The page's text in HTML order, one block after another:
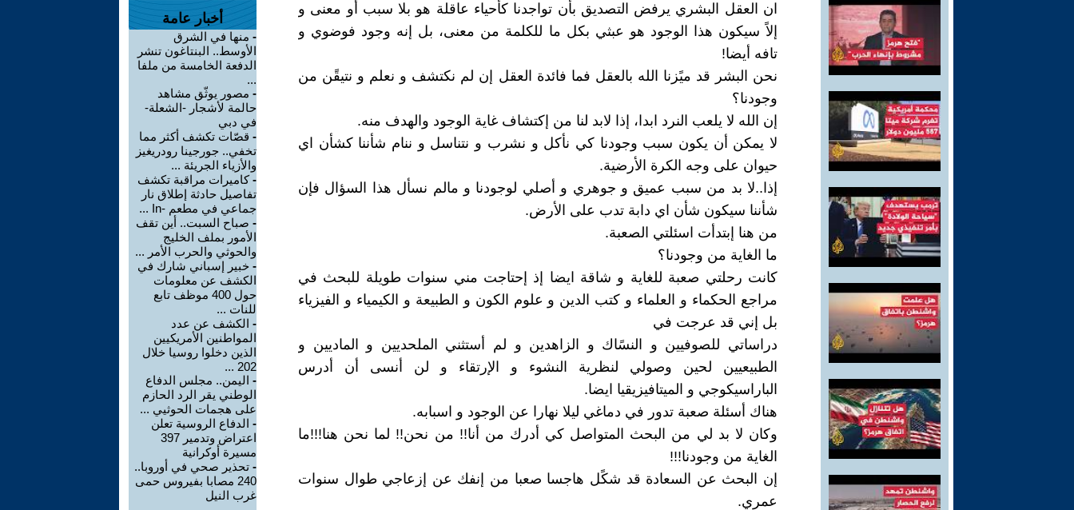
ان العقل البشري يرفض التصديق بأن تواجدنا كأحياء عاقلة هو بلا سبب أو معنى و
إلاً سيكون هذا الوجود هو عبثي بكل ما للكلمة من معنى، بل إنه وجود فوضوي و
تافه أيضا!
نحن البشر قد ميًزنا الله بالعقل فما فائدة العقل إن لم نكتشف و نعلم و نتيقًن من
وجودنا؟
إن الله لا يلعب النرد ابدا، إذا لابد لنا من إكتشاف غاية الوجود والهدف منه.
لا يمكن أن يكون سبب وجودنا كي نأكل و نشرب و نتناسل و ننام شأننا كشأن اي
حيوان على وجه الكرة الأرضية.
إذا..لا بد من سبب عميق و جوهري و أصلي لوجودنا و مالم نسأل هذا السؤال فإن
شأننا سيكون شأن اي دابة تدب على الأرض.
من هنا إبتدأت اسئلتي الصعبة.
ما الغاية من وجودنا؟
كانت رحلتي صعبة للغاية و شاقة ايضا إذ إحتاجت مني سنوات طويلة للبحث في
مراجع الحكماء و العلماء و كتب الدين و علوم الكون و الطبيعة و الكيمياء و الفيزياء
بل إني قد عرجت في
دراساتي للصوفيين و النسًاك و الزاهدين و لم أستثني الملحديين و الماديين و
الطبيعيين لحين وصولي لنظرية النشوء و الإرتقاء و لن أنسى أن أدرس
الباراسيكوجي و الميتافيزيقيا ايضا.
هناك أسئلة صعبة تدور في دماغي ليلا نهارا عن الوجود و اسبابه.
وكان لا بد لي من البحث المتواصل كي أدرك من أنا!! من نحن!! لما نحن هنا!!!ما
الغاية من وجودنا!!!
إن البحث عن السعادة قد شكًل هاجسا صعبا من إنفك عن إزعاجي طوال سنوات
عمري.
أخبار عامة
- منها في الشرق
الأوسط.. البنتاغون تنشر
الدفعة الخامسة من ملفا
...
- مصور يوثّق مشاهد
حالمة لأشجار -الشعلة-
في دبي
- قصّات تكشف أكثر مما
تخفي.. جورجينا رودريغيز
والأزياء الجريئة ...
-كاميرات مراقبة تكشف
تفاصيل حادثة إطلاق نار
جماعي في مطعم -In ...
- صباح السبت.. أين تقف
الأمور بملف الخليج
والحوثي والحرب الأمر ...
- خبير إسباني شارك في
الكشف عن معلومات
حول 400 موظف تابع
للنات ...
- الكشف عن عدد
المواطنين الأمريكيين
الذين دخلوا روسيا خلال
202 ...
- اليمن.. مجلس الدفاع
الوطني يقر الرد الحازم
على هجمات الحوثيي ...
- الدفاع الروسية تعلن
اعتراض وتدمير 397
مسيرة أوكرانية
- تحذير صحي في أوروبا..
240 مصابا بفيروس حمى
غرب النيل